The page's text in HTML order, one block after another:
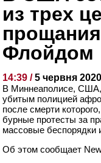
из трех
Флойдом
14:39 /5 червня 2020
В Миннеаполисе,
убитым полицией
после смерти
бурные протесты за
массовые беспорядки
Об этом сообщает